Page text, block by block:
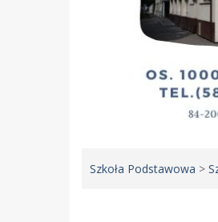
Szkoła Podstawowa >